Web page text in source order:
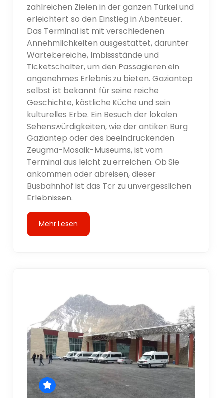
zahlreichen Zielen in der ganzen Türkei und
erleichtert so den Einstieg in Abenteuer.
Das Terminal ist mit verschiedenen
Annehmlichkeiten ausgestattet, darunter
Wartebereiche, Imbissstände und
Ticketschalter, um den Passagieren ein
angenehmes Erlebnis zu bieten. Gaziantep
selbst ist bekannt für seine reiche
Geschichte, köstliche Küche und sein
kulturelles Erbe. Ein Besuch der lokalen
Sehenswürdigkeiten, wie der antiken Burg
Gaziantep oder des beeindruckenden
Zeugma-Mosaik-Museums, ist vom
Terminal aus leicht zu erreichen. Ob Sie
ankommen oder abreisen, dieser
Busbahnhof ist das Tor zu unvergesslichen
Erlebnissen.
Mehr Lesen